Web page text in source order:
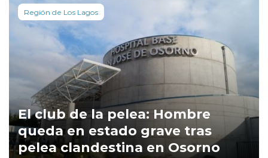
Región de Los Lagos
El club de la pelea: Hombre
queda en estado grave tras
pelea clandestina en Osorno